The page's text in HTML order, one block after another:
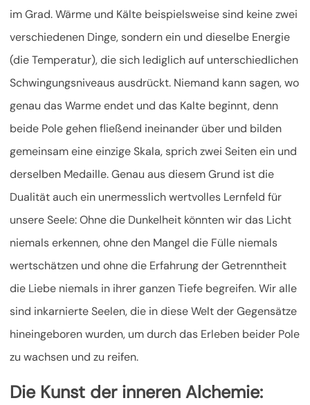
im Grad. Wärme und Kälte beispielsweise sind keine zwei
verschiedenen Dinge, sondern ein und dieselbe Energie
(die Temperatur), die sich lediglich auf unterschiedlichen
Schwingungsniveaus ausdrückt. Niemand kann sagen, wo
genau das Warme endet und das Kalte beginnt, denn
beide Pole gehen fließend ineinander über und bilden
gemeinsam eine einzige Skala, sprich zwei Seiten ein und
derselben Medaille. Genau aus diesem Grund ist die
Dualität auch ein unermesslich wertvolles Lernfeld für
unsere Seele: Ohne die Dunkelheit könnten wir das Licht
niemals erkennen, ohne den Mangel die Fülle niemals
wertschätzen und ohne die Erfahrung der Getrenntheit
die Liebe niemals in ihrer ganzen Tiefe begreifen. Wir alle
sind inkarnierte Seelen, die in diese Welt der Gegensätze
hineingeboren wurden, um durch das Erleben beider Pole
zu wachsen und zu reifen.
Die Kunst der inneren Alchemie: